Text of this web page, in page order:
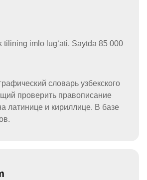
tilining imlo lugʻati. Saytda 85 000
словарь узбекского
проверить правописание
латинице и кириллице. В базе